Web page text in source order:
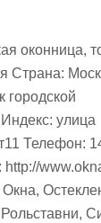
оконница,
Страна:
городской
улица
Телефон: